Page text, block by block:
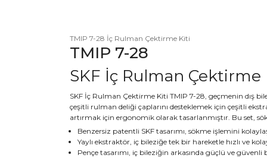
TMIP 7-28 İç Rulman Çektirme Kiti
TMIP 7-28
SKF İç Rulman Çektirme
SKF İç Rulman Çektirme Kiti TMIP 7-28, geçmenin dış
çeşitli rulman deliği çaplarını desteklemek için çeşitli
artırmak için ergonomik olarak tasarlanmıştır. Bu set,
Benzersiz patentli SKF tasarımı, sökme işlemini
Yaylı ekstraktör, iç bileziğe tek bir hareketle hızlı ve
Pençe tasarımı, iç bileziğin arkasında güçlü ve